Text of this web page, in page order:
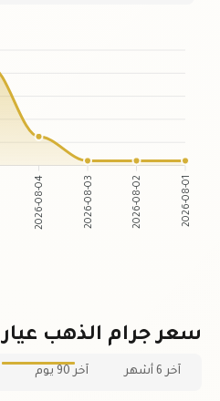
2026-08-04 2026-08-03 2026-08-02 2026-08-01
سعر جرام الذهب عيار 24 في العراق
آخر 6 أشهر آخر 90 يوم